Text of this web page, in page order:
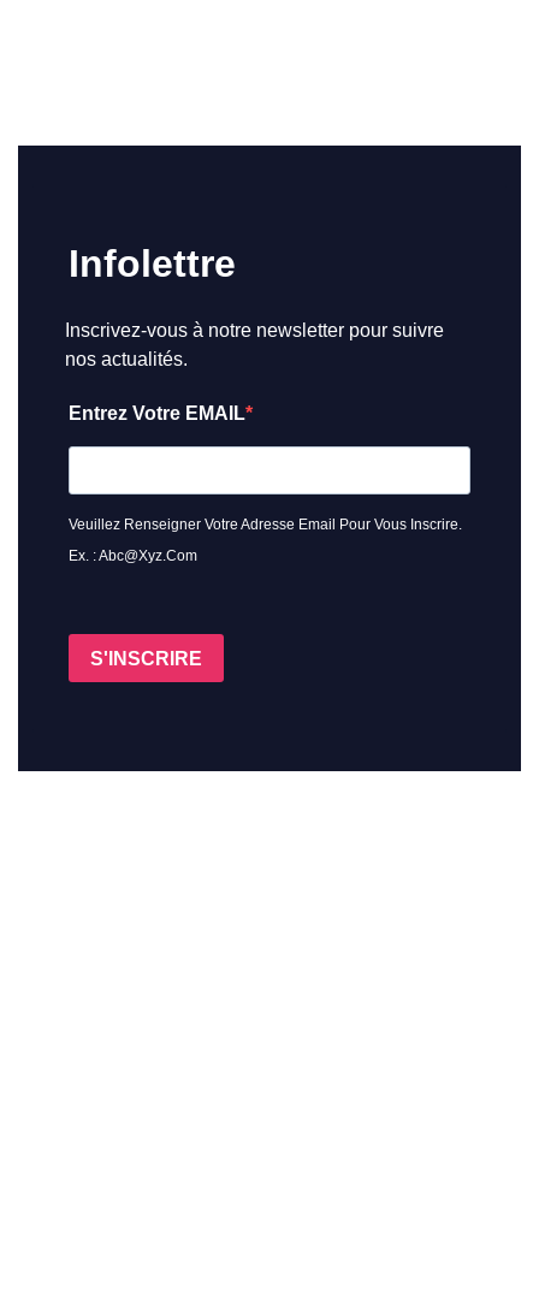
Infolettre
Inscrivez-vous à notre newsletter pour suivre
nos actualités.
Entrez Votre EMAIL
Veuillez Renseigner Votre Adresse Email Pour Vous Inscrire.
Ex. : Abc@xyz.com
S'INSCRIRE